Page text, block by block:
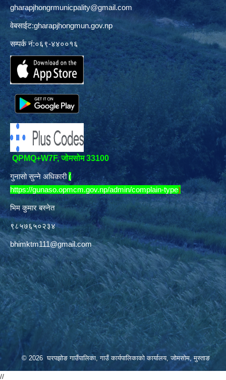
gharapjhongrmunicpality@gmail.com
वेबसाईट:gharapjhongmun.gov.np
सम्पर्क नं:०६९-४४००१६
QPMQ+W7F, जोमसोम 33100
गुनासो सुन्ने अधिकारी (
https://gunaso.opmcm.gov.np/admin/complain-type)
भिम कुमार बस्नेत
९८५७६५०२३४
bhimktm111@gmail.com
© 2026 घरपझोङ गाउँपालिका, गाउँ कार्यपालिकाको कार्यालय, जोमसोम, मुस्ताङ
//